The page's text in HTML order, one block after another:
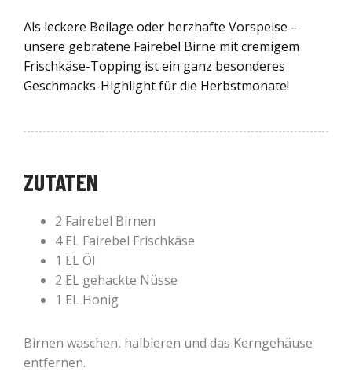
Als leckere Beilage oder herzhafte Vorspeise –
unsere gebratene Fairebel Birne mit cremigem
Frischkäse-Topping ist ein ganz besonderes
Geschmacks-Highlight für die Herbstmonate!
ZUTATEN
2 Fairebel Birnen
4 EL Fairebel Frischkäse
1 EL Öl
2 EL gehackte Nüsse
1 EL Honig
Birnen waschen, halbieren und das Kerngehäuse
entfernen.